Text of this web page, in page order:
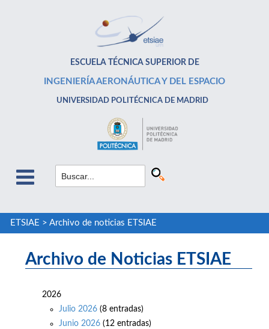
ESCUELA TÉCNICA SUPERIOR DE
INGENIERÍA AERONÁUTICA Y DEL ESPACIO
UNIVERSIDAD POLITÉCNICA DE MADRID
ETSIAE > Archivo de noticias ETSIAE
Archivo de Noticias ETSIAE
2026
Julio 2026 (8 entradas)
Junio 2026 (12 entradas)